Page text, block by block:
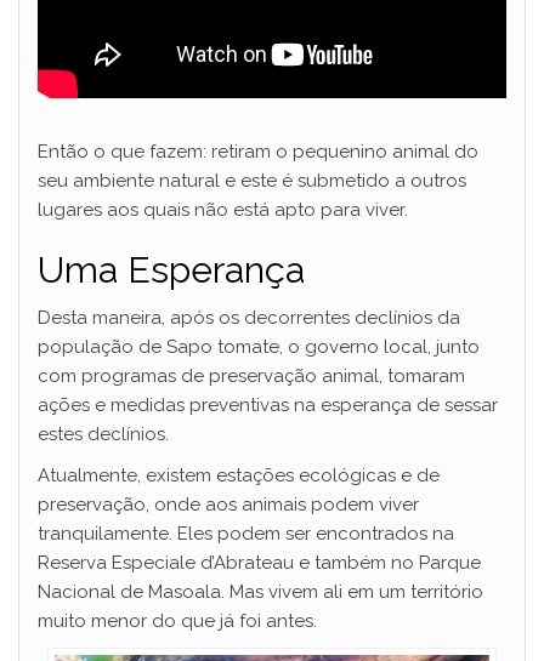
Então o que fazem: retiram o pequenino animal do
seu ambiente natural e este é submetido a outros
lugares aos quais não está apto para viver.
Uma Esperança
Desta maneira, após os decorrentes declínios da
população de Sapo tomate, o governo local, junto
com programas de preservação animal, tomaram
ações e medidas preventivas na esperança de sessar
estes declínios.
Atualmente, existem estações ecológicas e de
preservação, onde aos animais podem viver
tranquilamente. Eles podem ser encontrados na
Reserva Especiale d’Abrateau e também no Parque
Nacional de Masoala. Mas vivem ali em um território
muito menor do que já foi antes.